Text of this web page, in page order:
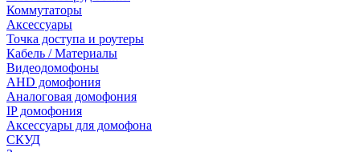
Коммутаторы
Аксессуары
Точка доступа и роутеры
Кабель / Материалы
Видеодомофоны
AHD домофония
Аналоговая домофония
IP домофония
Аксессуары для домофона
СКУД